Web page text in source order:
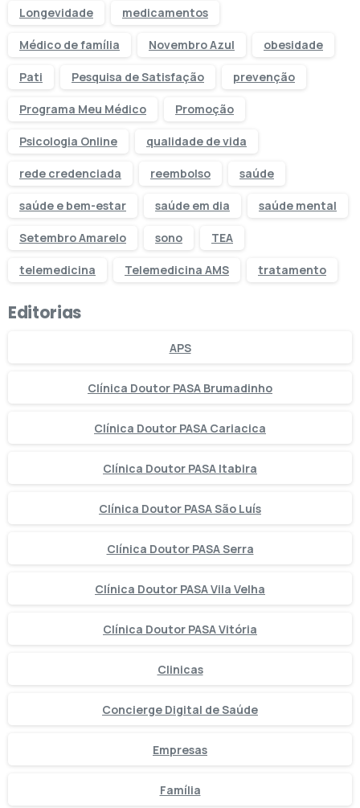
Longevidade medicamentos
Médico de família Novembro Azul obesidade
Pati Pesquisa de Satisfação prevenção
Programa Meu Médico Promoção
Psicologia Online qualidade de vida
rede credenciada reembolso saúde
saúde e bem-estar saúde em dia saúde mental
Setembro Amarelo sono TEA
telemedicina Telemedicina AMS tratamento
Editorias
APS
Clínica Doutor PASA Brumadinho
Clínica Doutor PASA Cariacica
Clínica Doutor PASA Itabira
Clínica Doutor PASA São Luís
Clínica Doutor PASA Serra
Clínica Doutor PASA Vila Velha
Clínica Doutor PASA Vitória
Clinicas
Concierge Digital de Saúde
Empresas
Família